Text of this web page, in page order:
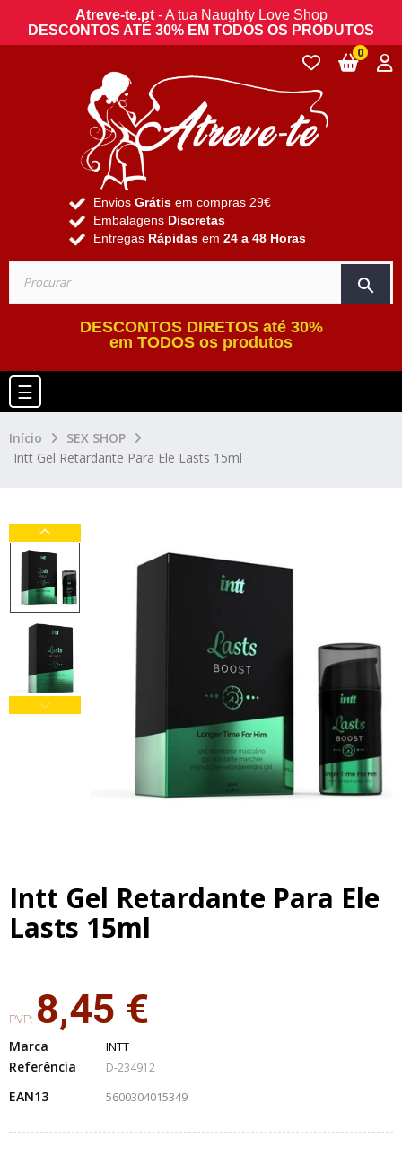
Atreve-te.pt- A tua Naughty Love Shop
DESCONTOS ATÉ 30% EM TODOS OS PRODUTOS
Envios Grátis em compras 29€
Embalagens Discretas
Entregas Rápidas em 24 a 48 Horas
search
0
DESCONTOS DIRETOS até 30%
em TODOS os produtos
Toggle navigation
☰
Início
SEX SHOP
Intt Gel Retardante Para Ele Lasts 15ml
Intt Gel Retardante Para Ele
Lasts 15ml
PVP: 8,45 €
Marca INTT
Referência D-234912
EAN13 5600304015349